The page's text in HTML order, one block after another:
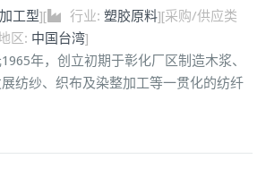
工型][ 行业: 塑胶原料][采购/供应类
区: 中国台湾]
年，创立初期于彰化厂区制造木浆、
纺纱、织布及染整加工等一贯化的纺纤